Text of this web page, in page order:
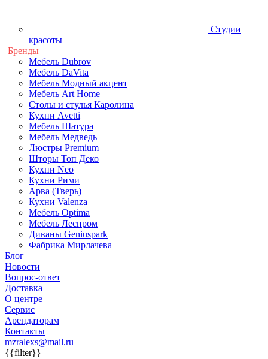
Студии
красоты
Бренды
Мебель Dubrov
Мебель DaVita
Мебель Модный акцент
Мебель Art Home
Столы и стулья Каролина
Кухни Avetti
Мебель Шатура
Мебель Медведь
Люстры Premium
Шторы Топ Деко
Кухни Neo
Кухни Рими
Арва (Тверь)
Кухни Valenza
Мебель Optima
Мебель Леспром
Диваны Geniuspark
Фабрика Мирлачева
Блог
Новости
Вопрос-ответ
Доставка
О центре
Сервис
Арендаторам
Контакты
mzralexs@mail.ru
{{filter}}